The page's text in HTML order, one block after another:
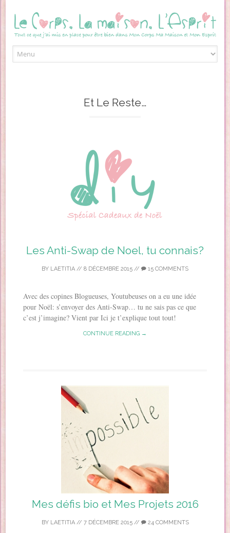
Et Le Reste…
Les Anti-Swap de Noel, tu connais?
BY LAETITIA // 8 DÉCEMBRE 2015 // 15 COMMENTS
Avec des copines Blogueuses, Youtubeuses on a eu une idée
pour Noël: s’envoyer des Anti-Swap… tu ne sais pas ce que
c’est j’imagine? Vient par Ici je t’explique tout tout!
CONTINUE READING →
Mes défis bio et Mes Projets 2016
BY LAETITIA// 7 DÉCEMBRE 2015// 24 COMMENTS